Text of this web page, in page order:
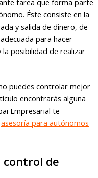
Éste consiste en la
y salida de dinero, de
para hacer
posibilidad de realizar
puedes controlar mejor
encontrarás alguna
Empresarial te
asesoría para autónomos
control de